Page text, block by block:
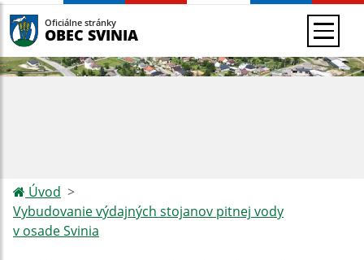
Oficiálne stránky
OBEC SVINIA
Úvod
Vybudovanie výdajných stojanov pitnej vody
v osade Svinia